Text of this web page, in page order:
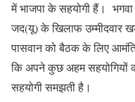
में भाजपा के सहयोगी हैं।
जद(यू) के खिलाफ उम्मीदवार
पासवान को बैठक के लिए
कि अपने कुछ अहम सहयोगियों
सहयोगी समझती है।